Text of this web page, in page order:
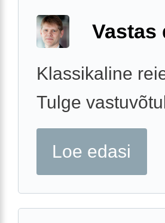
Vastas
Klassikaline
Tulge
Loe edasi